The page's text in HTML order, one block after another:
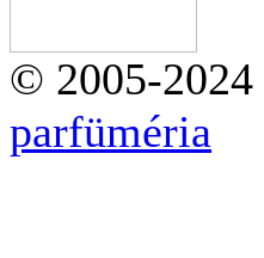
© 2005-2024
parfüméria